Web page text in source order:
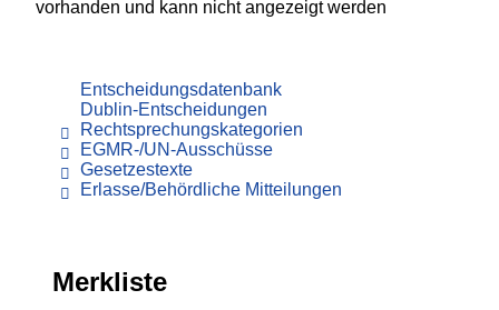
vorhanden und kann nicht angezeigt werden
Entscheidungsdatenbank
Dublin-Entscheidungen
Rechtsprechungskategorien
EGMR-/UN-Ausschüsse
Gesetzestexte
Erlasse/Behördliche Mitteilungen
Merkliste